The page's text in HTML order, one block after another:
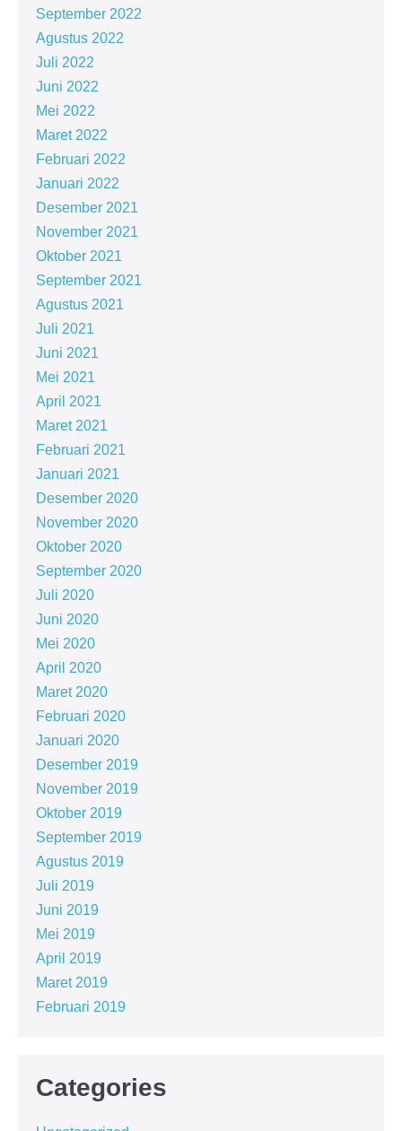
September 2022
Agustus 2022
Juli 2022
Juni 2022
Mei 2022
Maret 2022
Februari 2022
Januari 2022
Desember 2021
November 2021
Oktober 2021
September 2021
Agustus 2021
Juli 2021
Juni 2021
Mei 2021
April 2021
Maret 2021
Februari 2021
Januari 2021
Desember 2020
November 2020
Oktober 2020
September 2020
Juli 2020
Juni 2020
Mei 2020
April 2020
Maret 2020
Februari 2020
Januari 2020
Desember 2019
November 2019
Oktober 2019
September 2019
Agustus 2019
Juli 2019
Juni 2019
Mei 2019
April 2019
Maret 2019
Februari 2019
Categories